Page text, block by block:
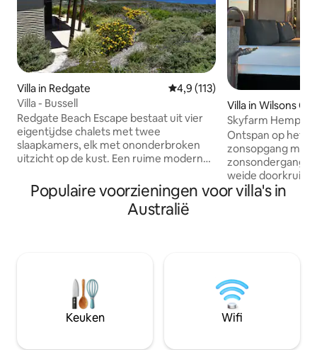
Villa in Redgate Gemiddelde beoordeling van
4,9 (113)
Villa - Bussell
Redgate Beach Escape bestaat uit vier
eigentijdse chalets met twee
slaapkamers, elk met ononderbroken
uitzicht op de kust. Een ruime moderne,
twee royale en eigen kingsize en
queensize slaapkamers.( met zeer
comfortabele bedden).<p> Eenvoudig
moderne voorzieningen voor comfort
en gemak. De goed uitgeruste keuken
en eetfaciliteiten zullen voldoen aan de
meest veeleisende fijnproevers.
Villa in Wilsons
Skyfarm Hemp
Byron Hinterland
Ontspan op het
zonsopgang met
zonsondergang
weide
te midden van
natuurlijke
houten kenmerken.
woon-eetkeuken
Populaire voorzieningen voor villa's in
Australië
Keuken Wifi